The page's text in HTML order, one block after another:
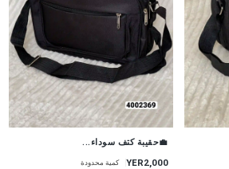
💼حقيبة كتف سوداء...
YER2,000 كمية محدودة